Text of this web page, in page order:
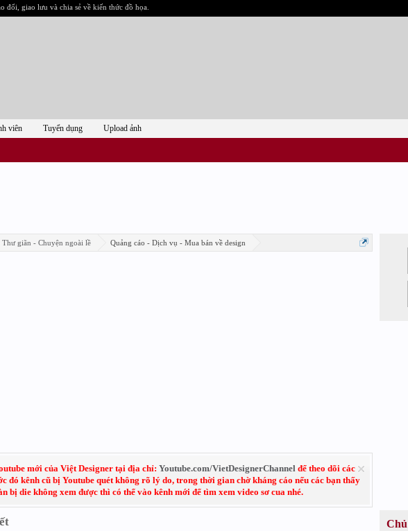
đổi, giao lưu và chia sẻ về kiến thức đồ họa.
giãn - Chuyện ngoài lề Quảng cáo - Dịch vụ - Mua bán về design
mới của Việt Designer tại địa chỉ: Youtube.com/VietDesignerChannelđể theo dõi các
đó kênh cũ bị Youtube quét không rõ lý do, trong thời gian chờ kháng cáo nếu các bạn thấy
bị die không xem được thì có thể vào kênh mới để tìm xem video sơ cua nhé.
viên Tuyển dụng Upload ảnh